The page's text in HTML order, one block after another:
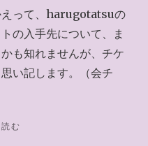
えって、harugotatsuの
の入手先について、ま
も知れませんが、チケ
い記します。（会チ
む